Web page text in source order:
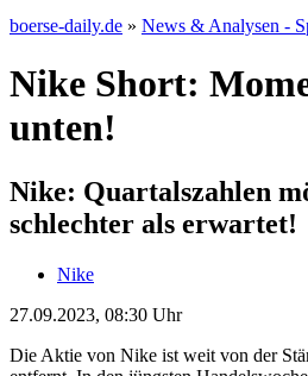
boerse-daily.de » News & Analysen -
Nike Short:
unten!
Nike: Quartalszahlen
schlechter als erwartet!
Nike
27.09.2023, 08:30 Uhr
Die Aktie von Nike ist weit von der